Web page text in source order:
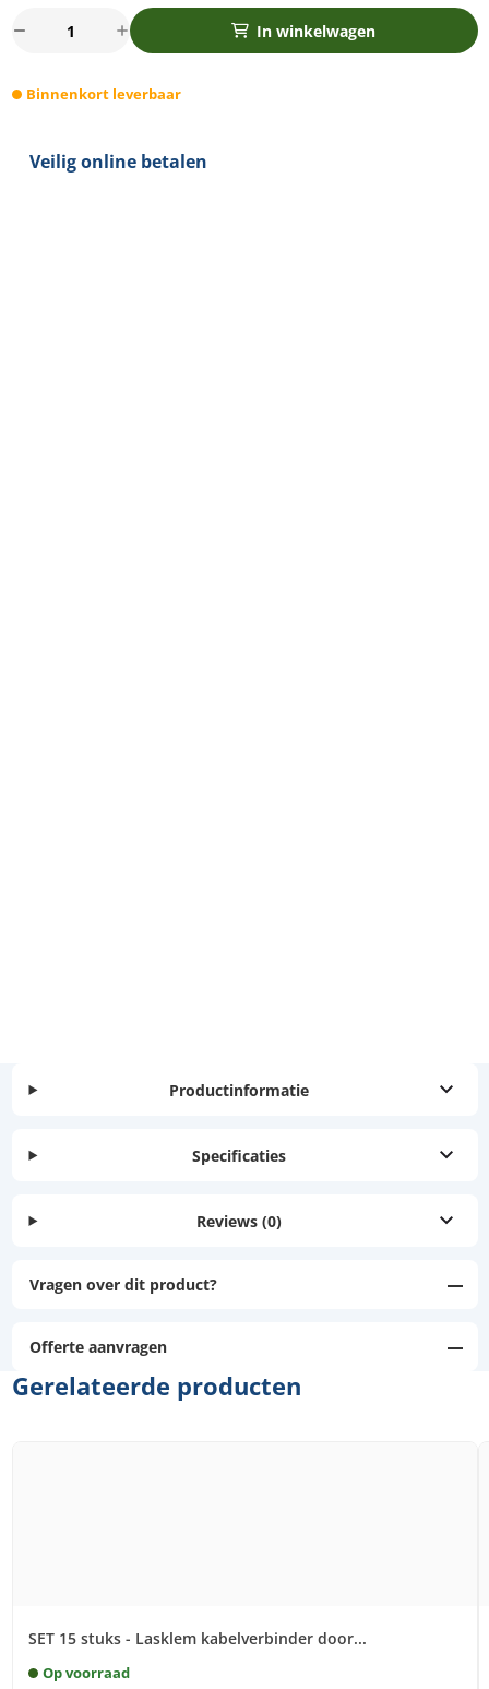
Philips
IP65
W
In winkelwagen
Binnenkort leverbaar
Veilig online betalen
Productinformatie
Specificaties
Reviews (0)
Vragen over dit product?
Offerte aanvragen
Gerelateerde producten
SET 15 stuks - Lasklem kabelverbinder door...
Op voorraad